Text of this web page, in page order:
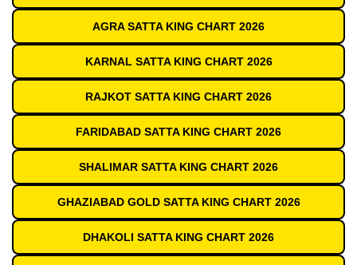
AGRA SATTA KING CHART 2026
KARNAL SATTA KING CHART 2026
RAJKOT SATTA KING CHART 2026
FARIDABAD SATTA KING CHART 2026
SHALIMAR SATTA KING CHART 2026
GHAZIABAD GOLD SATTA KING CHART 2026
DHAKOLI SATTA KING CHART 2026